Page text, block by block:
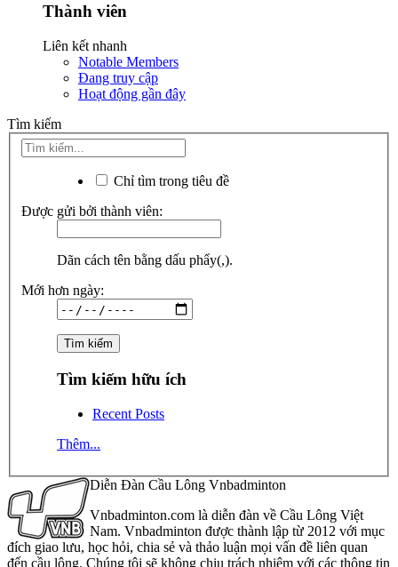
Thành viên
Liên kết nhanh
Notable Members
Đang truy cập
Hoạt động gần đây
Tìm kiếm
Chỉ tìm trong tiêu đề
Được gửi bởi thành viên:
Dãn cách tên bằng dấu phẩy(,).
Mới hơn ngày:
Tìm kiếm hữu ích
Recent Posts
Thêm...
Diễn Đàn Cầu Lông Vnbadminton
Vnbadminton.com là diễn đàn về Cầu Lông Việt
Nam. Vnbadminton được thành lập từ 2012 với mục
đích giao lưu, học hỏi, chia sẻ và thảo luận mọi vấn đề liên quan
đến cầu lông. Chúng tôi sẽ không chịu trách nhiệm với các thông tin